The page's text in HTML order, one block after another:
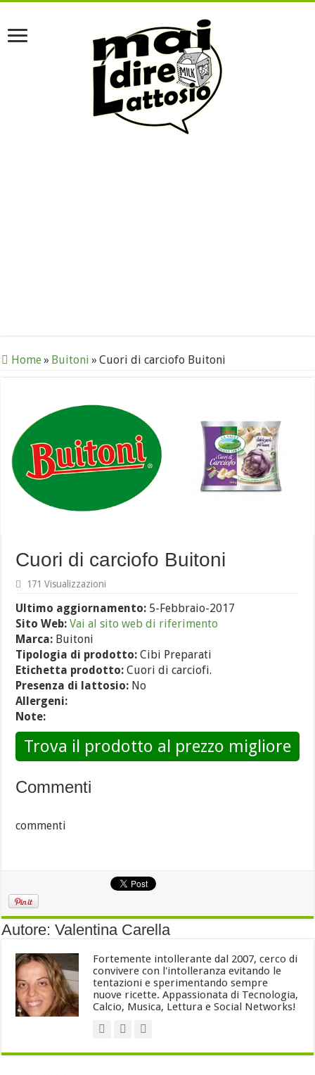
Home» Buitoni » Cuori di carciofo Buitoni
Cuori di carciofo Buitoni
171 Visualizzazioni
Ultimo aggiornamento: 5-Febbraio-2017
Sito Web: Vai al sito web di riferimento
Marca: Buitoni
Tipologia di prodotto: Cibi Preparati
Etichetta prodotto: Cuori di carciofi.
Presenza di lattosio: No
Allergeni:
Note:
Trova il prodotto al prezzo migliore
Commenti
commenti
Autore: Valentina Carella
Fortemente intollerante dal 2007, cerco di
convivere con l'intolleranza evitando le
tentazioni e sperimentando sempre
nuove ricette. Appassionata di Tecnologia,
Calcio, Musica, Lettura e Social Networks!